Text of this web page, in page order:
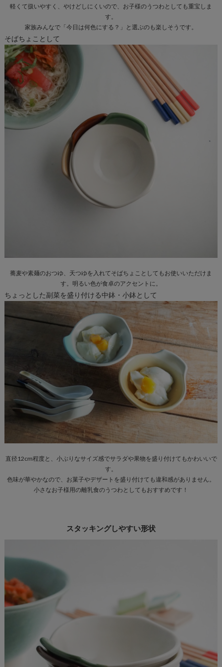
軽くて扱いやすく、やけどしにくいので、お子様のうつわとしても重宝しま
す。
家族みんなで「今日は何色にする？」と選ぶのも楽しそうです。
そばちょことして
蕎麦や素麺のおつゆ、天つゆを入れてそばちょことしてもお使いいただけま
す。明るい色が食卓のアクセントに。
ちょっとした副菜を盛り付ける中鉢・小鉢として
直径12cm程度と、小ぶりなサイズ感でサラダや果物を盛り付けてもかわいいで
す。
色味が華やかなので、お菓子やデザートを盛り付けても違和感がありません。
小さなお子様用の離乳食のうつわとしてもおすすめです！
スタッキングしやすい形状